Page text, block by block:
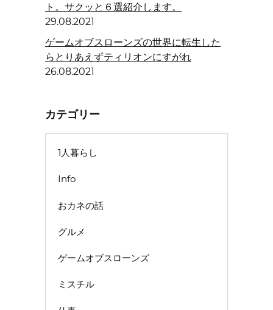
ト。サクッと６選紹介します。
29.08.2021
ゲームオブスローンズの世界に転生した
らとりあえずティリオンにすがれ
26.08.2021
カテゴリー
1人暮らし
Info
おカネの話
グルメ
ゲームオブスローンズ
ミスチル